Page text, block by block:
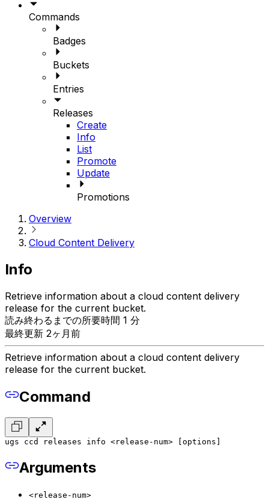
Commands
Badges
Buckets
Entries
Releases
Create
Info
List
Promote
Update
Promotions
Overview
Cloud Content Delivery
Info
Retrieve information about a cloud content delivery
release for the current bucket.
読み終わるまでの所要時間 1 分
最終更新 2ヶ月前
Retrieve information about a cloud content delivery
release for the current bucket.
Command
ugs ccd releases info <release-num> [options]
Arguments
<release-num>